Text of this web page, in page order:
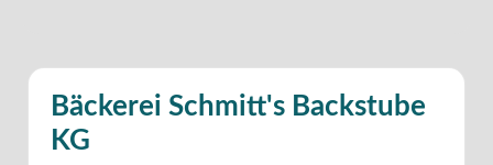
Bäckerei Schmitt's Backstube
KG